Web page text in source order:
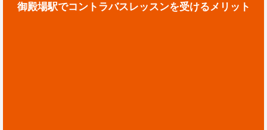
御殿場駅でコントラバスレッスンを受けるメリット